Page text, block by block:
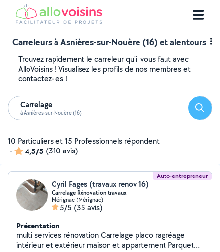
Carreleurs à Asnières-sur-Nouère (16) et alentours
Trouvez rapidement le carreleur qu'il vous faut avec
AlloVoisins ! Visualisez les profils de nos membres et
contactez-les !
Carrelage
à Asnières-sur-Nouère (16)
10 Particuliers et 15 Professionnels répondent
-
4,5/5 (310 avis)
Auto-entrepreneur
Cyril Fages (travaux renov 16)
Carrelage Rénovation travaux
Mérignac (Mérignac)
5/5 (35 avis)
Présentation
multi services rénovation Carrelage placo ragréage
intérieur et extérieur maison et appartement Parquet